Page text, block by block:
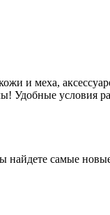
и меха,
условия
найдете самые